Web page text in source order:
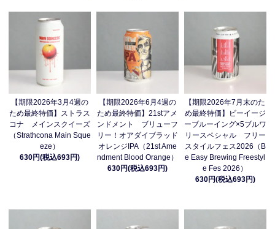
【期限2026年3月4週の
ため最終特価】ストラス
コナ メインスクイーズ
（Strathcona Main Sque
eze）
630円(税込693円)
【期限2026年6月4週の
ため最終特価】21stアメ
ンドメント ブリューフ
リー！オアダイブラッド
オレンジIPA（21st Ame
ndment Blood Orange）
630円(税込693円)
【期限2026年7月末のた
め最終特価】ビーイージ
ーブルーイング×5ブルワ
リースペシャル フリー
スタイルフェス2026（B
e Easy Brewing Freestyl
e Fes 2026）
630円(税込693円)